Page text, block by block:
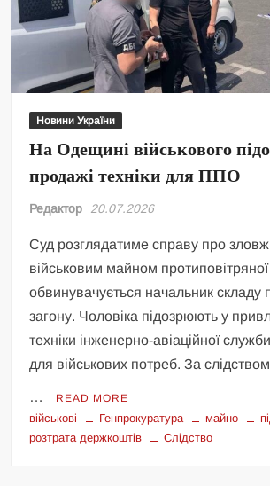
Новини України
На Одещині військового
продажі техніки для ППО
Редактор 20.07.2026
Суд розглядатиме справу про
військовим майном
обвинувачується начальник складу
загону. Чоловіка підозрюють у
техніки інженерно-авіаційної
для військових потреб. За
… READ MORE
військові Генпрокуратура майно
розтрата держкоштів
Слідство